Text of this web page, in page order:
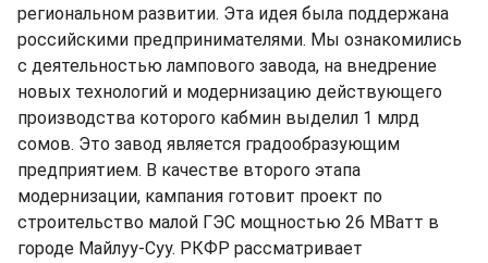
региональном развитии. Эта идея была поддержана
российскими предпринимателями. Мы ознакомились
с деятельностью лампового завода, на внедрение
новых технологий и модернизацию действующего
производства которого кабмин выделил 1 млрд
сомов. Это завод является градообразующим
предприятием. В качестве второго этапа
модернизации, кампания готовит проект по
строительство малой ГЭС мощностью 26 МВатт в
городе Майлуу-Суу. РКФР рассматривает